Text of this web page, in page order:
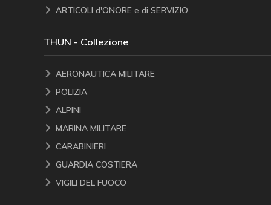
ARTICOLI d'ONORE e di SERVIZIO
THUN - Collezione
AERONAUTICA MILITARE
POLIZIA
ALPINI
MARINA MILITARE
CARABINIERI
GUARDIA COSTIERA
VIGILI DEL FUOCO